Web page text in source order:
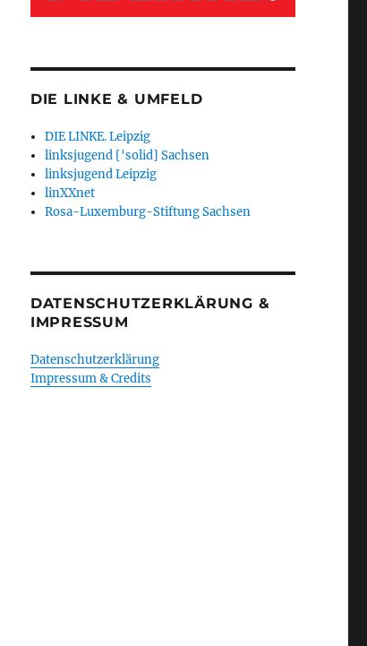
DIE LINKE & UMFELD
DIE LINKE. Leipzig
linksjugend ['solid] Sachsen
linksjugend Leipzig
linXXnet
Rosa-Luxemburg-Stiftung Sachsen
DATENSCHUTZERKLÄRUNG &
IMPRESSUM
Datenschutzerklärung
Impressum & Credits